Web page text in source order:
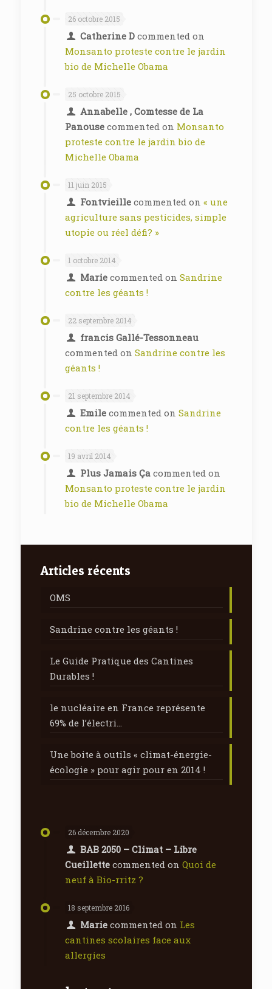
26 octobre 2015
Catherine Dcommented on
Monsanto proteste contre le jardin
bio de Michelle Obama
25 octobre 2015
Annabelle , Comtesse de La
Panousecommented on Monsanto
proteste contre le jardin bio de
Michelle Obama
11 juin 2015
Fontvieillecommented on « une
agriculture sans pesticides, simple
utopie ou réel défi? »
1 octobre 2014
Mariecommented on Sandrine
contre les géants !
22 septembre 2014
francis Gallé-Tessonneau
commented on Sandrine contre les
géants !
21 septembre 2014
Emilecommented on Sandrine
contre les géants !
19 avril 2014
Plus Jamais Çacommented on
Monsanto proteste contre le jardin
bio de Michelle Obama
Articles récents
OMS
Sandrine contre les géants !
Le Guide Pratique des Cantines
Durables !
le nucléaire en France représente
69% de l’électri…
Une boite à outils « climat-énergie-
écologie » pour agir pour en 2014 !
26 décembre 2020
BAB 2050 – Climat – Libre
Cueillettecommented on Quoi de
neuf à Bio-rritz ?
18 septembre 2016
Mariecommented on Les
cantines scolaires face aux
allergies